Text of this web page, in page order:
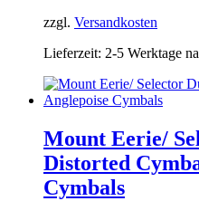
zzgl. Versandkosten
Lieferzeit: 2-5 Werktage
Mount Eerie/
Distorted
Cymbals